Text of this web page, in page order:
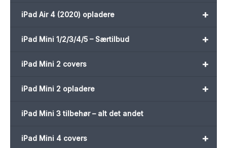
+
iPad Air 4 (2020) opladere
+
iPad Mini 1/2/3/4/5 – Særtilbud
+
iPad Mini 2 covers
+
iPad Mini 2 opladere
iPad Mini 3 tilbehør – alt det andet
+
iPad Mini 4 covers